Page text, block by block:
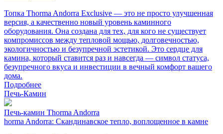
Топка Thorma Andorra Exclusive — это не просто улучшенная
версия, а качественно новый уровень каминного
оборудования. Она создана для тех, для кого не существует
компромиссов между тепловой мощью, долговечностью,
экологичностью и безупречной эстетикой. Это сердце для
камина, который ставится раз и навсегда — символ статуса,
безупречного вкуса и инвестиции в вечный комфорт вашего
дома.
Подробнее
Печь-Камин
Печь-камин Thorma Andorra
horma Andorra: Скандинавское тепло, воплощенное в камне